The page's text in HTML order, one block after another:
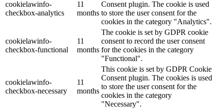
cookielawinfo-
checkbox-analytics
11
months
Consent plugin. The cookie is used
to store the user consent for the
cookies in the category "Analytics".
cookielawinfo-
checkbox-functional
11
months
The cookie is set by GDPR cookie
consent to record the user consent
for the cookies in the category
"Functional".
cookielawinfo-
checkbox-necessary
11
months
This cookie is set by GDPR Cookie
Consent plugin. The cookies is used
to store the user consent for the
cookies in the category
"Necessary".